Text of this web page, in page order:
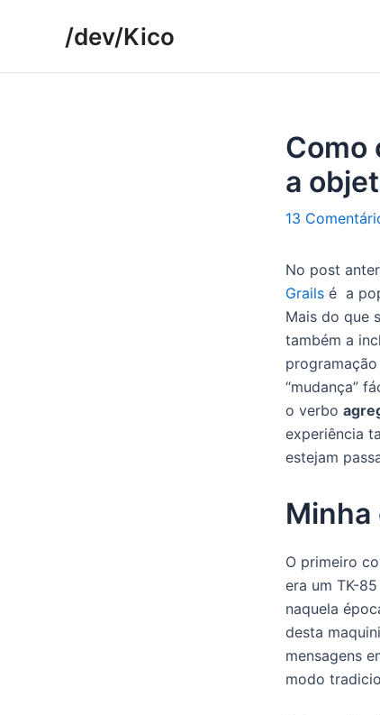
/dev/Kico
Como
a
13
No post
Grails é a
Mais do que
também a
“mudança”
o verbo
experiência
estejam
Minha
O primeiro
era um TK-
naquela
desta
mensagens
modo